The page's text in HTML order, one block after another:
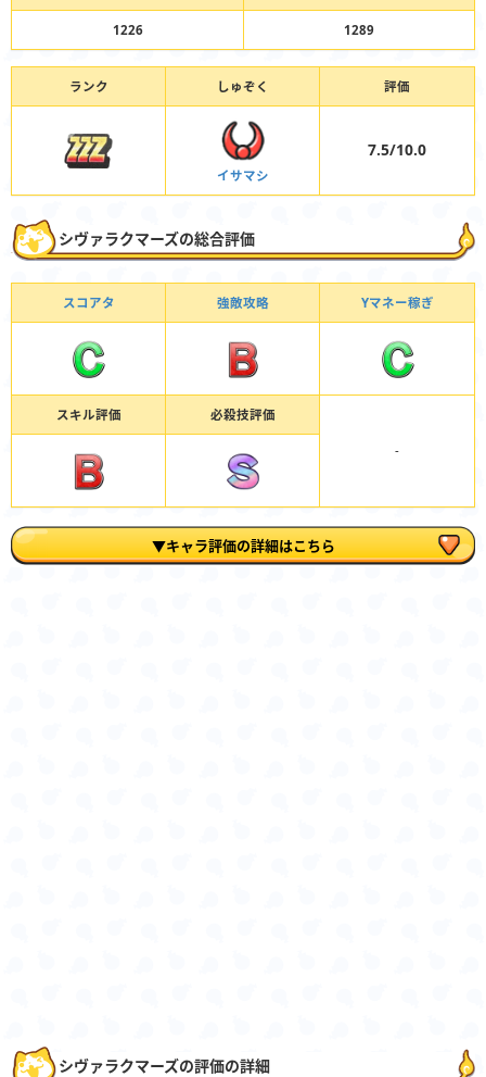
1226 1289
ランク しゅぞく 評価
イサマシ
7.5/10.0
シヴァラクマーズの総合評価
スコアタ 強敵攻略 Yマネー稼ぎ
スキル評価 必殺技評価
-
▼キャラ評価の詳細はこちら
シヴァラクマーズの評価の詳細